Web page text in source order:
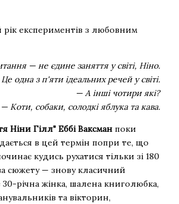
експериментів з любовним
— не єдине заняття у світі, Ніно.
одна з п'яти ідеальних речей у світі.
— А інші чотири які?
— Коти, собаки, солодкі яблука та кава.
Ніни Гілл" Еббі Ваксман поки
в цей термін попри те, що
кудись рухатися тільки зі 180
сюжету — знову класичний
річна жінка, шалена книголюбка,
та вікторин,